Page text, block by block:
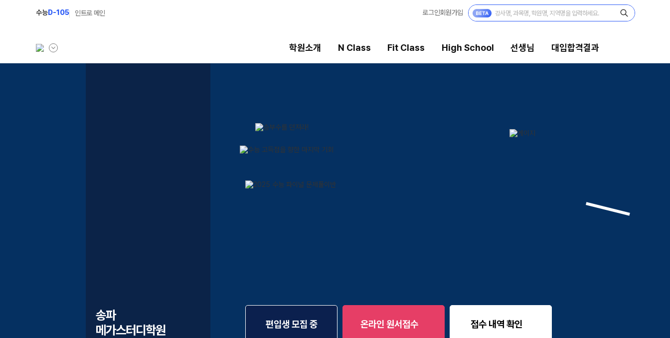
수능D-105 인트로 메인 로그인회원가입
학원소개 N Class Fit Class High School 선생님 대입합격결과
Fit AM 8월 과정
N
Fit PM 8월 과정 N
팀플장학생 공개
송파
메가스터디학원
편입생 모집 중 온라인 원서접수 접수 내역 확인